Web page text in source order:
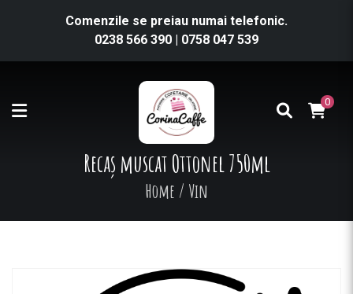
Comenzile se preiau numai telefonic.
0238 566 390 | 0758 047 539
0
Recaș muscat Ottonel 750ml
Home / Vin